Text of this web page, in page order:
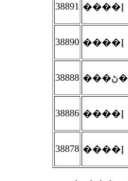
38891 ����Į
38890 ����Į
38888 ���ڻ�
38886 ����Į
38878 ����Į